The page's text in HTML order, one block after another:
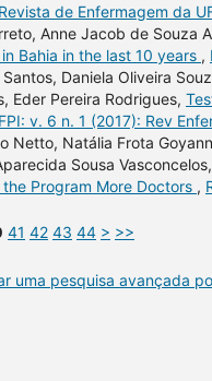
Revista de Enfermagem da
Anne Jacob de Souza
Bahia in the last 10 years ,
Daniela Oliveira
Eder Pereira Rodrigues,
v. 6 n. 1 (2017): Rev
Netto, Natália Frota
Sousa
Program More Doctors ,
41 42 43 44 > >>
uma pesquisa avançada